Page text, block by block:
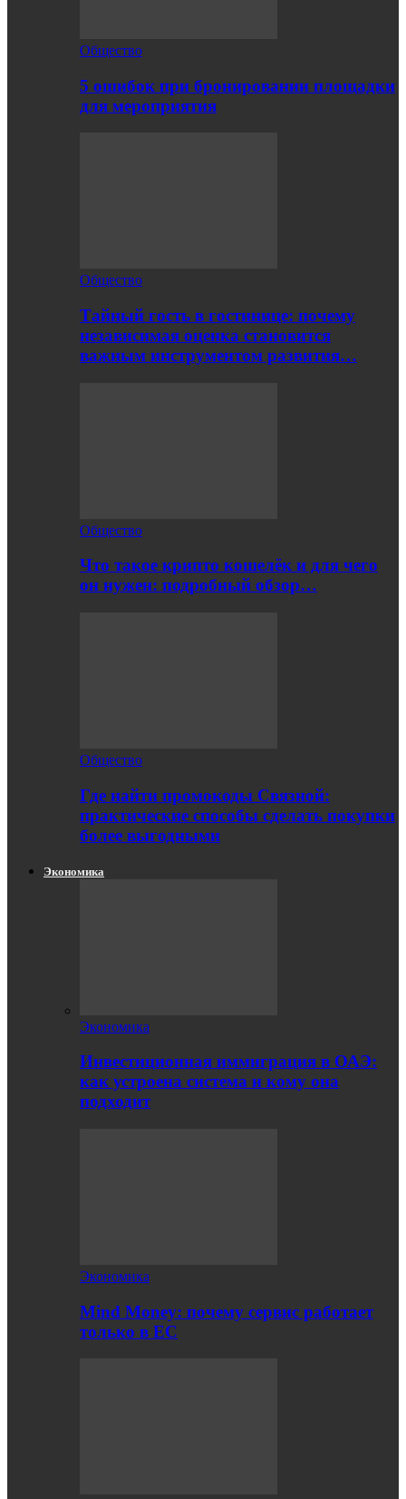
Общество
5 ошибок при бронировании площадки
для мероприятия
Общество
Тайный гость в гостинице: почему
независимая оценка становится
важным инструментом развития…
Общество
Что такое крипто кошелёк и для чего
он нужен: подробный обзор…
Общество
Где найти промокоды Связной:
практические способы сделать покупки
более выгодными
Экономика
Экономика
Инвестиционная иммиграция в ОАЭ:
как устроена система и кому она
подходит
Экономика
Mind Money: почему сервис работает
только в ЕС